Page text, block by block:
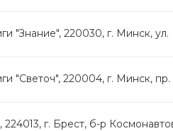
"Знание", 220030, г. Минск, ул.
"Светоч", 220004, г. Минск, пр.
г. Брест, б-р